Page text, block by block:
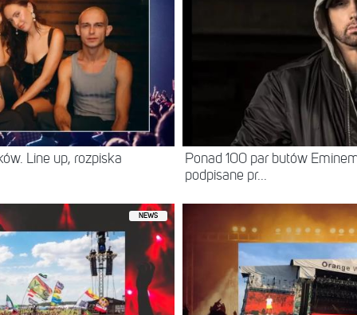
Line up, rozpiska
Ponad 100 par butów
podpisane pr...
NEWS